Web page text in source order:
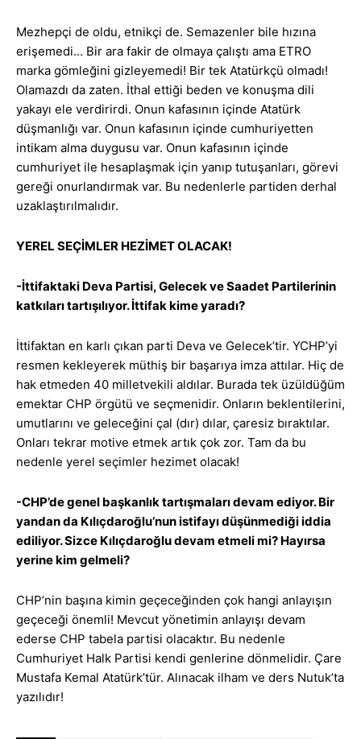
Mezhepçi de oldu, etnikçi de. Semazenler bile hızına
erişemedi… Bir ara fakir de olmaya çalıştı ama ETRO
marka gömleğini gizleyemedi! Bir tek Atatürkçü olmadı!
Olamazdı da zaten. İthal ettiği beden ve konuşma dili
yakayı ele verdirirdi. Onun kafasının içinde Atatürk
düşmanlığı var. Onun kafasının içinde cumhuriyetten
intikam alma duygusu var. Onun kafasının içinde
cumhuriyet ile hesaplaşmak için yanıp tutuşanları, görevi
gereği onurlandırmak var. Bu nedenlerle partiden derhal
uzaklaştırılmalıdır.
YEREL SEÇİMLER HEZİMET OLACAK!
-İttifaktaki Deva Partisi, Gelecek ve Saadet Partilerinin
katkıları tartışılıyor. İttifak kime yaradı?
İttifaktan en karlı çıkan parti Deva ve Gelecek’tir. YCHP’yi
resmen kekleyerek müthiş bir başarıya imza attılar. Hiç de
hak etmeden 40 milletvekili aldılar. Burada tek üzüldüğüm
emektar CHP örgütü ve seçmenidir. Onların beklentilerini,
umutlarını ve geleceğini çal (dır) dılar, çaresiz bıraktılar.
Onları tekrar motive etmek artık çok zor. Tam da bu
nedenle yerel seçimler hezimet olacak!
-CHP’de genel başkanlık tartışmaları devam ediyor. Bir
yandan da Kılıçdaroğlu’nun istifayı düşünmediği iddia
ediliyor. Sizce Kılıçdaroğlu devam etmeli mi? Hayırsa
yerine kim gelmeli?
CHP’nin başına kimin geçeceğinden çok hangi anlayışın
geçeceği önemli! Mevcut yönetimin anlayışı devam
ederse CHP tabela partisi olacaktır. Bu nedenle
Cumhuriyet Halk Partisi kendi genlerine dönmelidir. Çare
Mustafa Kemal Atatürk’tür. Alınacak ilham ve ders Nutuk’ta
yazılıdır!